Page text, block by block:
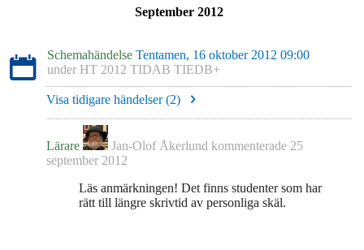
September 2012
Schemahändelse Tentamen, 16 oktober 2012 09:00
under HT 2012 TIDAB TIEDB+
Visa tidigare händelser (2)
Lärare Jan-Olof Åkerlund kommenterade 25
september 2012
Läs anmärkningen! Det finns studenter som har
rätt till längre skrivtid av personliga skäl.